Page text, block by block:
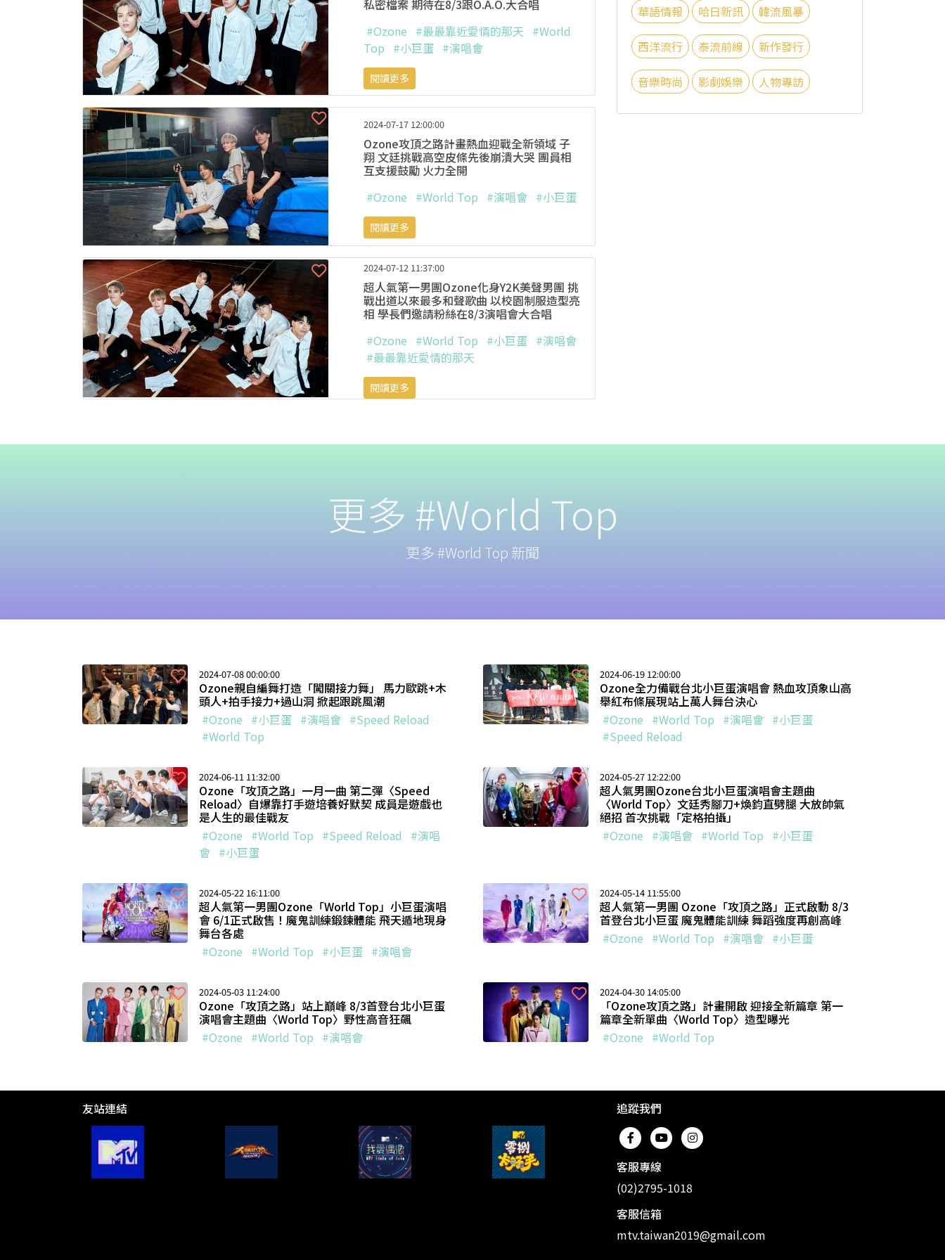
華語情報 哈日新訊 韓流風暴
西洋流行 泰流前線 新作發行
音樂時尚 影劇娛樂 人物專訪
私密檔案 期待在8/3跟O.A.O.大合唱
#Ozone #最最靠近愛情的那天 #World
Top #小巨蛋 #演唱會
閱讀更多
2024-07-17 12:00:00
Ozone攻頂之路計畫熱血迎戰全新領域 子
翔 文廷挑戰高空皮條先後崩潰大哭 團員相
互支援鼓勵 火力全開
#Ozone #World Top #演唱會 #小巨蛋
閱讀更多
2024-07-12 11:37:00
超人氣第一男團Ozone化身Y2K美聲男團 挑
戰出道以來最多和聲歌曲 以校園制服造型亮
相 學長們邀請粉絲在8/3演唱會大合唱
#Ozone #World Top #小巨蛋 #演唱會
#最最靠近愛情的那天
閱讀更多
更多 #World Top
更多 #World Top 新聞
2024-07-08 00:00:00
Ozone親自編舞打造「闖關接力舞」 馬力歐跳+木
頭人+拍手接力+過山洞 掀起跟跳風潮
#Ozone #小巨蛋 #演唱會 #Speed Reload
#World Top
2024-06-19 12:00:00
Ozone全力備戰台北小巨蛋演唱會 熱血攻頂象山高
舉紅布條展現站上萬人舞台決心
#Ozone #World Top #演唱會 #小巨蛋
#Speed Reload
2024-06-11 11:32:00
Ozone「攻頂之路」一月一曲 第二彈〈Speed
Reload〉自爆靠打手遊培養好默契 成員是遊戲也
是人生的最佳戰友
#Ozone #World Top #Speed Reload
#演唱
會 #小巨蛋
2024-05-27 12:22:00
超人氣男團Ozone台北小巨蛋演唱會主題曲
〈World Top〉文廷秀腳刀+煥鈞直劈腿 大放帥氣
絕招 首次挑戰「定格拍攝」
#Ozone #演唱會 #World Top #小巨蛋
2024-05-22 16:11:00
超人氣第一男團Ozone「World Top」小巨蛋演唱
會 6/1正式啟售！魔鬼訓練鍛鍊體能 飛天遁地現身
舞台各處
#Ozone #World Top #小巨蛋 #演唱會
2024-05-14 11:55:00
超人氣第一男團 Ozone「攻頂之路」正式啟動 8/3
首登台北小巨蛋 魔鬼體能訓練 舞蹈強度再創高峰
#Ozone #World Top #演唱會 #小巨蛋
2024-05-03 11:24:00
Ozone「攻頂之路」站上巔峰 8/3首登台北小巨蛋
演唱會主題曲〈World Top〉野性高音狂飆
#Ozone #World Top #演唱會
2024-04-30 14:05:00
「Ozone攻頂之路」計畫開啟 迎接全新篇章 第一
篇章全新單曲〈World Top〉造型曝光
#Ozone #World Top
友站連結 追蹤我們
客服專線
(02)2795-1018
客服信箱
mtv.taiwan2019@gmail.com